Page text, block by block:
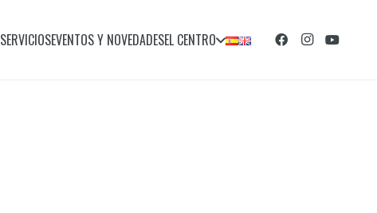
SERVICIOSEVENTOS Y NOVEDADESEL CENTRO